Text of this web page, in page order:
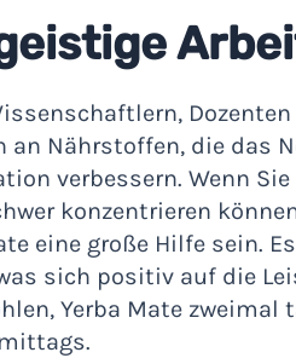
an Nährstoffen, die das
verbessern. Wenn
konzentrieren
eine große Hilfe sein.
sich positiv auf die
Yerba Mate zweimal